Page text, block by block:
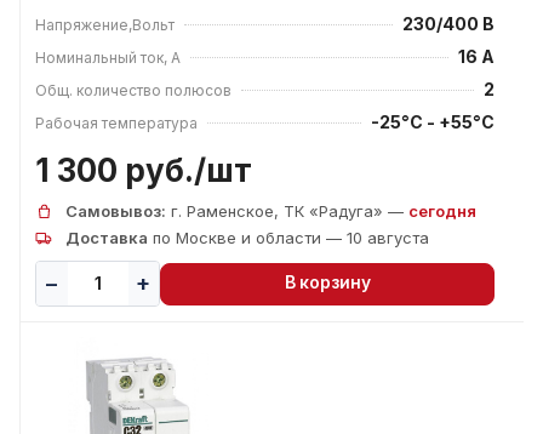
Напряжение,Вольт
230/400 В
Номинальный ток, А 16 А
Общ. количество полюсов 2
Рабочая температура -25°C - +55°C
1 300 руб./шт
Самовывоз: г. Раменское, ТК «Радуга» — сегодня
Доставка по Москве и области — 10 августа
В корзину